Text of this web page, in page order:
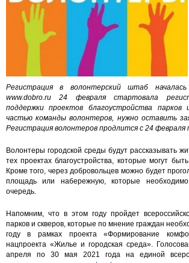
Регистрация в волонтерский штаб
www.dobro.ru 24 февраля стартовала
поддержки проектов благоустройства
частью команды волонтеров, нужно оставить
Регистрация волонтеров продлится с 24 февраля
Волонтеры городской среды будут рассказывать
тех проектах благоустройства, которые могут
Кроме того, через добровольцев можно будет
площадь или набережную, которые
очередь.
Напомним, что в этом году пройдет
парков и скверов, которые по мнение граждан
году в рамках проекта «Формирование
нацпроекта «Жилье и городская среда».
апреля по 30 мая 2021 года на единой